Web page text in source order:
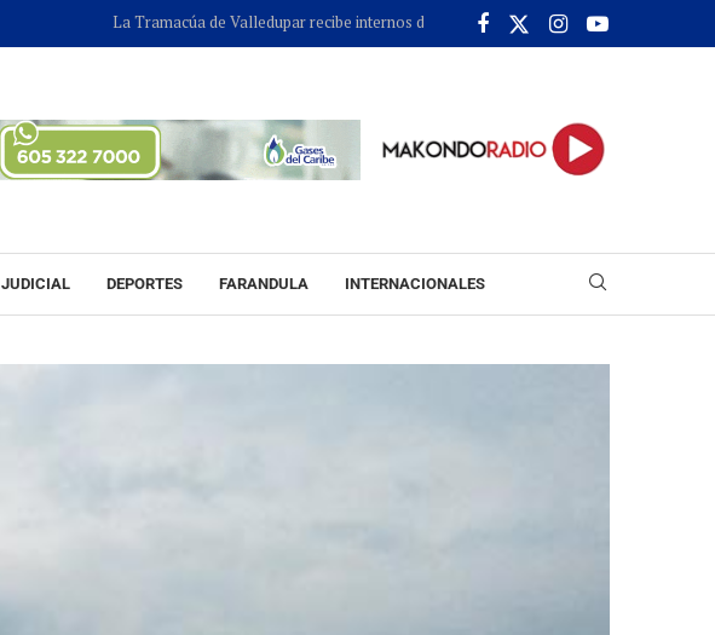
La Tramacúa de Valledupar recibe internos de alto perfil tras masivo traslado ordenado por el
JUDICIAL DEPORTES FARANDULA INTERNACIONALES